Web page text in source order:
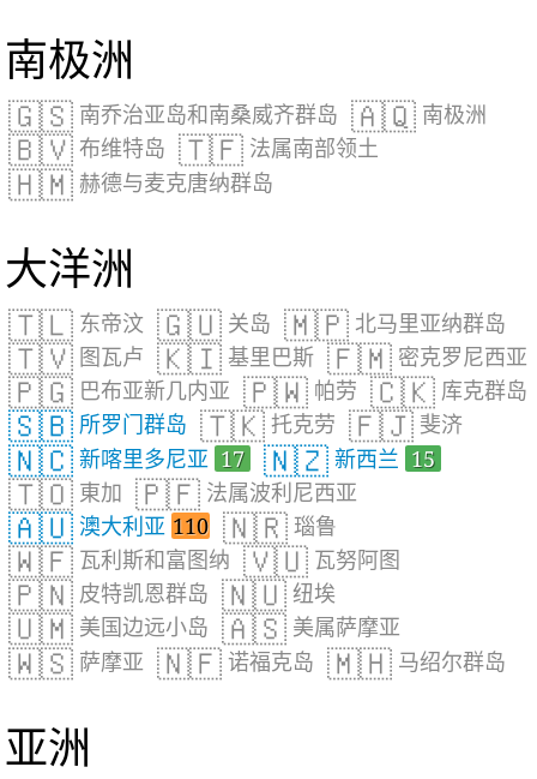
南极洲
🇬🇸 南乔治亚岛和南桑威齐群岛 🇦🇶 南极洲
🇧🇻 布维特岛 🇹🇫 法属南部领土
🇭🇲 赫德与麦克唐纳群岛
大洋洲
🇹🇱 东帝汶 🇬🇺 关岛 🇲🇵 北马里亚纳群岛
🇹🇻 图瓦卢 🇰🇮 基里巴斯 🇫🇲 密克罗尼西亚
🇵🇬 巴布亚新几内亚 🇵🇼 帕劳 🇨🇰 库克群岛
🇸🇧 所罗门群岛 🇹🇰 托克劳 🇫🇯 斐济
🇳🇨 新喀里多尼亚 17 🇳🇿 新西兰 15
🇹🇴 東加 🇵🇫 法属波利尼西亚
🇦🇺 澳大利亚 110 🇳🇷 瑙鲁
🇼🇫 瓦利斯和富图纳 🇻🇺 瓦努阿图
🇵🇳 皮特凯恩群岛 🇳🇺 纽埃
🇺🇲 美国边远小岛 🇦🇸 美属萨摩亚
🇼🇸 萨摩亚 🇳🇫 诺福克岛 🇲🇭 马绍尔群岛
亚洲